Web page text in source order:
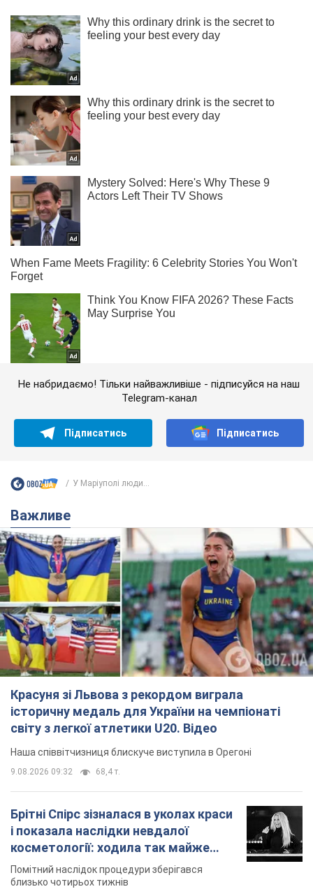
Не набридаємо! Тільки найважливіше - підписуйся на наш
Telegram-канал
Підписатись Підписатись
У Маріуполі люди...
Важливе
Красуня зі Львова з рекордом виграла
історичну медаль для України на чемпіонаті
світу з легкої атлетики U20. Відео
Наша співвітчизниця блискуче виступила в Орегоні
9.08.2026 09:32 68,4 т.
Брітні Спірс зізналася в уколах краси
і показала наслідки невдалої
косметології: ходила так майже
місяць
Помітний наслідок процедури зберігався
близько чотирьох тижнів